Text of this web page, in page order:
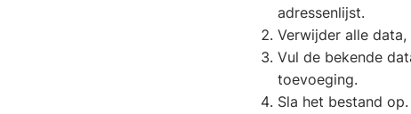
adressenlijst.
Verwijder alle
Vul de bekende
toevoeging.
Sla het bestand